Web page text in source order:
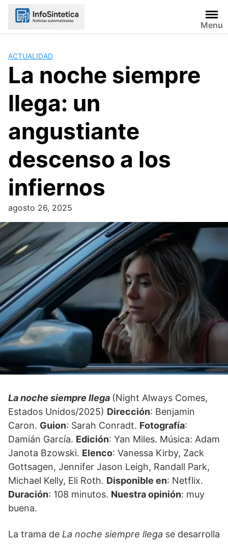
Skip
Menu
ACTUALIDAD
La noche siempre
llega: un
angustiante
descenso a los
infiernos
agosto 26, 2025
La noche siempre llega (Night Always Comes,
Estados Unidos/2025) Dirección: Benjamin
Caron. Guion: Sarah Conradt. Fotografía:
Damián García. Edición: Yan Miles. Música: Adam
Janota Bzowski. Elenco: Vanessa Kirby, Zack
Gottsagen, Jennifer Jason Leigh, Randall Park,
Michael Kelly, Eli Roth. Disponible en: Netflix.
Duración: 108 minutos. Nuestra opinión: muy
buena.
La trama de La noche siempre llega se desarrolla